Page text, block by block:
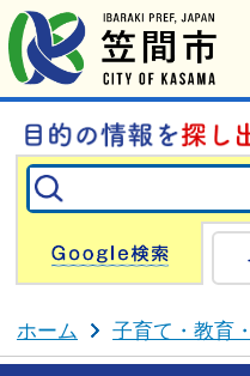
ホーム 子育て・教育